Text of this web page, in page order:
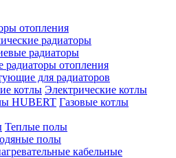
отопления
радиаторы
радиаторы
радиаторы отопления
для радиаторов
Электрические котлы
Газовые котлы
Теплые полы
полы
кабельные